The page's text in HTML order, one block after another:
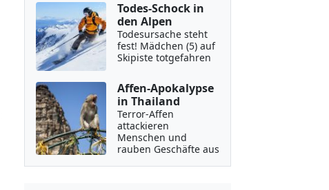
Todes-Schock in
den Alpen
Todesursache steht
fest! Mädchen (5) auf
Skipiste totgefahren
Affen-Apokalypse
in Thailand
Terror-Affen
attackieren
Menschen und
rauben Geschäfte aus